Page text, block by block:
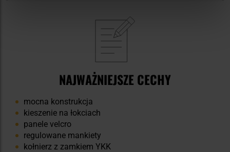
NAJWAŻNIEJSZE CECHY
mocna konstrukcja
kieszenie na łokciach
panele velcro
regulowane mankiety
kołnierz z zamkiem YKK